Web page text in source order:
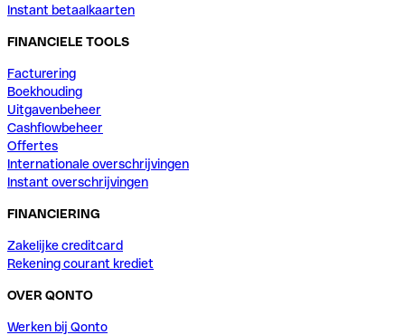
Instant betaalkaarten
FINANCIELE TOOLS
Facturering
Boekhouding
Uitgavenbeheer
Cashflowbeheer
Offertes
Internationale overschrijvingen
Instant overschrijvingen
FINANCIERING
Zakelijke creditcard
Rekening courant krediet
OVER QONTO
Werken bij Qonto